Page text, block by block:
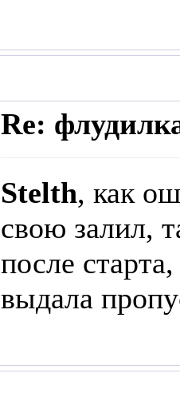
Re:
Stelth, как
свою залил,
после
выдала